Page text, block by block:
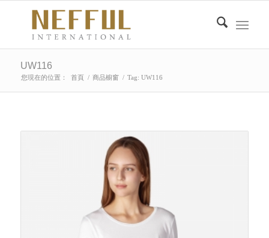
UW116
您現在的位置： 首頁 / 商品櫥窗 / Tag: UW116